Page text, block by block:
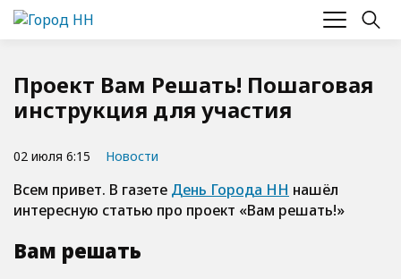
Проект Вам Решать! Пошаговая
инструкция для участия
02 июля 6:15 Новости
Всем привет. В газете День Города НН нашёл
интересную статью про проект «Вам решать!»
Вам решать